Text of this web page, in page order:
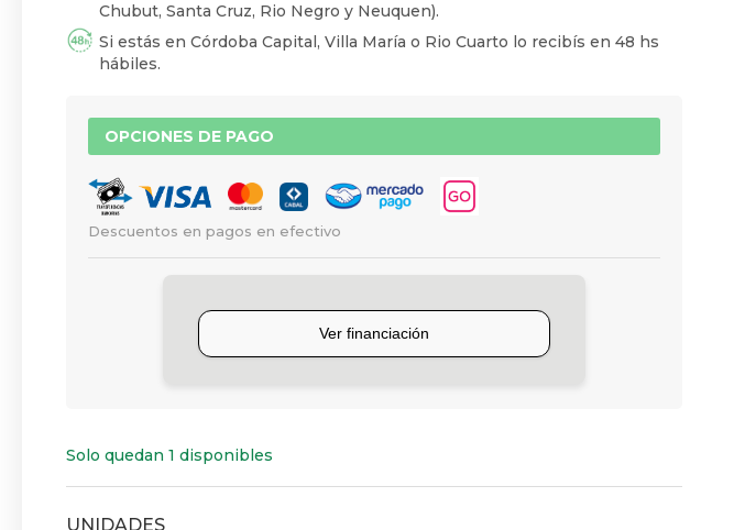
Solo quedan 1 disponibles
OPCIONES DE PAGO
Descuentos en pagos en efectivo
Chubut, Santa Cruz, Rio Negro y Neuquen).
Si estás en Córdoba Capital, Villa María o Rio Cuarto lo recibís en 48 hs
hábiles.